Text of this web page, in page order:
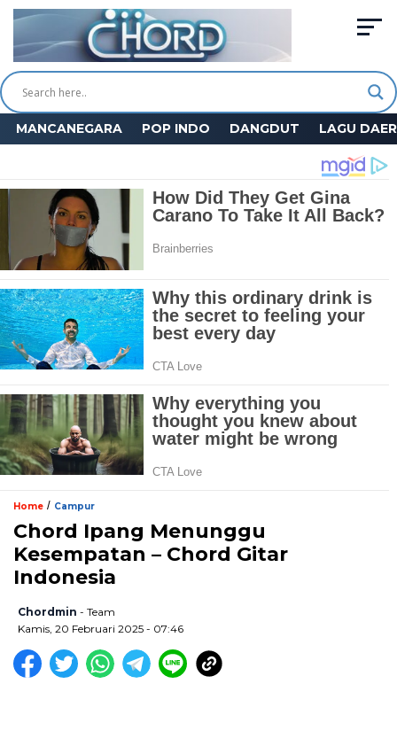
MANCANEGARA POP INDO DANGDUT LAGU
Home / Campur
Chord Ipang Menunggu
Kesempatan – Chord Gitar
Indonesia
Chordmin - Team
Kamis, 20 Februari 2025 - 07:46